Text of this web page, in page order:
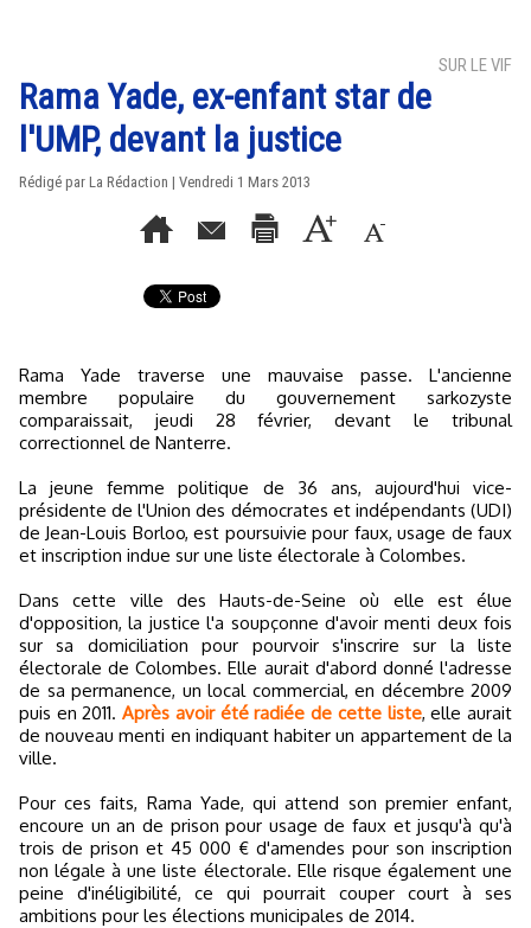
SUR LE VIF
Rama Yade, ex-enfant star de
l'UMP, devant la justice
Rédigé par La Rédaction | Vendredi 1 Mars 2013
Rama Yade traverse une mauvaise passe. L'ancienne
membre populaire du gouvernement sarkozyste
comparaissait, jeudi 28 février, devant le tribunal
correctionnel de Nanterre.
La jeune femme politique de 36 ans, aujourd'hui vice-
présidente de l'Union des démocrates et indépendants (UDI)
de Jean-Louis Borloo, est poursuivie pour faux, usage de faux
et inscription indue sur une liste électorale à Colombes.
Dans cette ville des Hauts-de-Seine où elle est élue
d'opposition, la justice l'a soupçonne d'avoir menti deux fois
sur sa domiciliation pour pourvoir s'inscrire sur la liste
électorale de Colombes. Elle aurait d'abord donné l'adresse
de sa permanence, un local commercial, en décembre 2009
puis en 2011.Après avoir été radiée de cette liste, elle aurait
de nouveau menti en indiquant habiter un appartement de la
ville.
Pour ces faits, Rama Yade, qui attend son premier enfant,
encoure un an de prison pour usage de faux et jusqu'à qu'à
trois de prison et 45 000 € d'amendes pour son inscription
non légale à une liste électorale. Elle risque également une
peine d'inéligibilité, ce qui pourrait couper court à ses
ambitions pour les élections municipales de 2014.